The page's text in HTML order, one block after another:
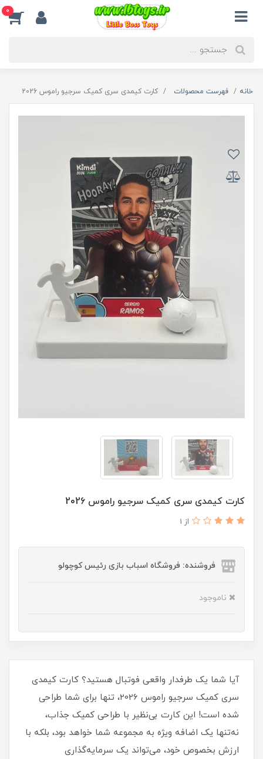
0
خانه فهرست محصولات کارت کیمدی سری کمیک سرجیو راموس 2026
کارت کیمدی سری کمیک سرجیو راموس 2026
از 1
فروشنده: فروشگاه اسباب بازی رئیس کوچولو
ناموجود
آیا شما یک طرفدار واقعی فوتبال هستید؟ کارت کیمدی
سری کمیک سرجیو راموس 2026، تنها برای شما طراحی
شده است! این کارت بی‌نظیر با طراحی کمیک جذاب،
نه‌تنها یک اضافه ویژه به مجموعه شما خواهد بود، بلکه با
ارزش بخصوص خود، می‌تواند یک سرمایه‌گذاری